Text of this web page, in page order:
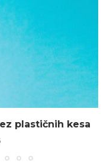
plastičnih kesa